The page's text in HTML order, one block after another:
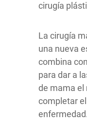
cirugía
La cirugía
una nueva
combina
para dar a
de mama el
completar
enfermedad.